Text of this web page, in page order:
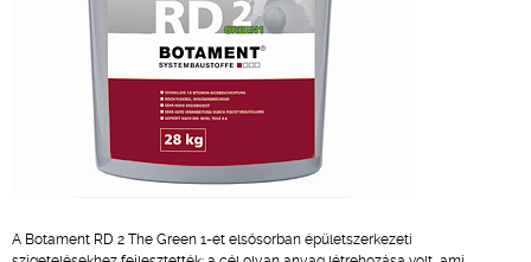
A Botament RD 2 The Green 1-et elsősorban épületszerkezeti